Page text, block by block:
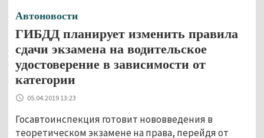
Автоновости
ГИБДД планирует изменить правила
сдачи экзамена на водительское
удостоверение в зависимости от
категории
05.04.2019 13:23
Госавтоинспекция готовит нововведения в
теоретическом экзамене на права, перейдя от